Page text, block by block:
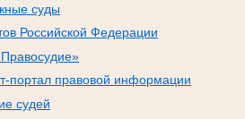
суды
Российской Федерации
портал правовой информации
судей